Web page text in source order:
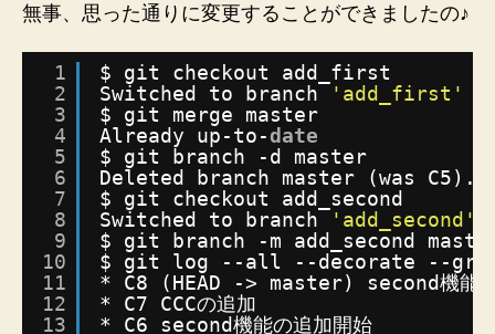
無事、思った通りに変更することができましたの♪
1
2
3
4
5
6
7
8
9
10
11
12
13
$ git checkout add_first
Switched to branch
'add_first'
$ git merge master
Already up-to-date
$ git branch -d master
Deleted branch master (was C5).
$ git checkout add_second
Switched to branch
'add_second'
$ git branch -m add_second
$ git log --all --decorate --
* C8 (HEAD -> master) second機能
* C7 CCCの追加
* C6 second機能の追加開始